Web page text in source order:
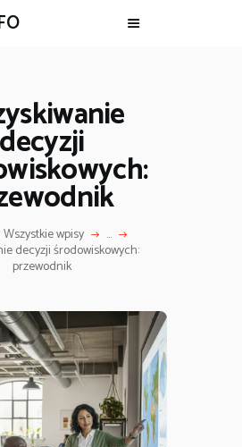
decyzji
Wszystkie wpisy ...
decyzji środowiskowych:
przewodnik